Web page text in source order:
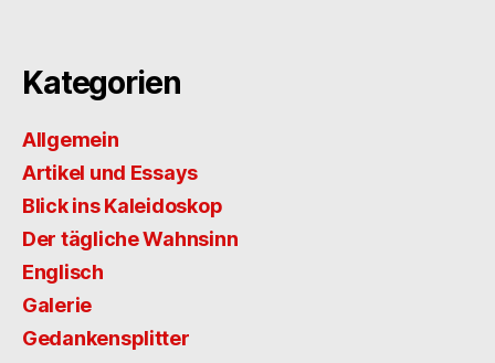
Kategorien
Allgemein
Artikel und Essays
Blick ins Kaleidoskop
Der tägliche Wahnsinn
Englisch
Galerie
Gedankensplitter